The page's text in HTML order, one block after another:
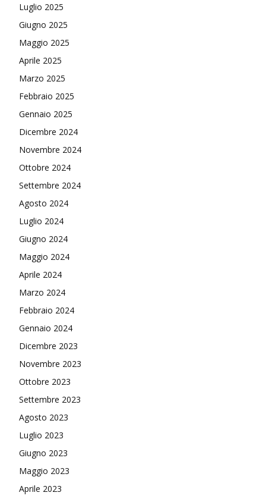
Luglio 2025
Giugno 2025
Maggio 2025
Aprile 2025
Marzo 2025
Febbraio 2025
Gennaio 2025
Dicembre 2024
Novembre 2024
Ottobre 2024
Settembre 2024
Agosto 2024
Luglio 2024
Giugno 2024
Maggio 2024
Aprile 2024
Marzo 2024
Febbraio 2024
Gennaio 2024
Dicembre 2023
Novembre 2023
Ottobre 2023
Settembre 2023
Agosto 2023
Luglio 2023
Giugno 2023
Maggio 2023
Aprile 2023